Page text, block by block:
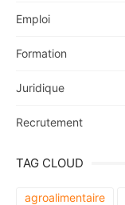
Emploi
Formation
Juridique
Recrutement
TAG CLOUD
agroalimentaire